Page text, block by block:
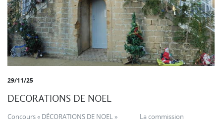
29/11/25
DECORATIONS DE NOEL
Concours « DÉCORATIONS DE NOEL » La commission